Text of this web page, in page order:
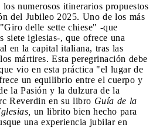
numerosos itinerarios propuestos
del Jubileo 2025. Uno de los más
delle sette chiese" -que
siete iglesias-, que ofrece una
en la capital italiana, tras las
mártires. Esta peregrinación debe
vio en esta práctica "el lugar de
un equilibrio entre el cuerpo y
la Pasión y la dulzura de la
Reverdin en su libro Guía de la
un librito bien hecho para
una experiencia jubilar en